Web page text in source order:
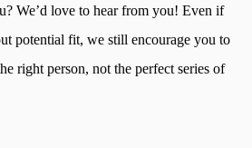
We’d love to hear from you! Even if
potential fit, we still encourage you to
right person, not the perfect series of